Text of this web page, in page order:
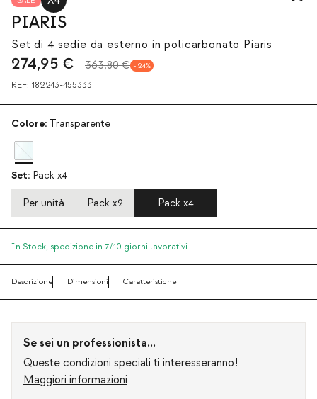
PIARIS
Set di 4 sedie da esterno in policarbonato Piaris
274,95 € 363,80 € 24
REF: 182243-455333
Colore: Transparente
Set: Pack x4
Per unità Pack x2 Pack x4
In Stock, spedizione in 7/10 giorni lavorativi
Descrizione Dimensioni Caratteristiche
Se sei un professionista...
Queste condizioni speciali ti interesseranno!
Maggiori informazioni